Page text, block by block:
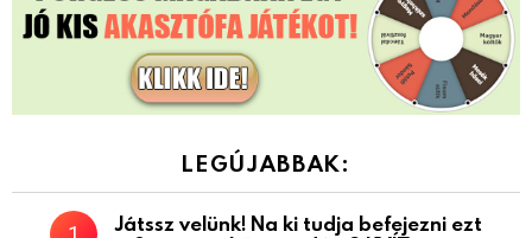
LEGÚJABBAK:
Játssz velünk! Na ki tudja befejezni ezt